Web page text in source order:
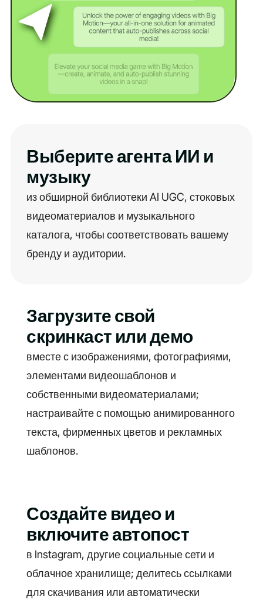
Выберите агента ИИ и
музыку
из обширной библиотеки AI UGC, стоковых
видеоматериалов и музыкального
каталога, чтобы соответствовать вашему
бренду и аудитории.
Загрузите свой
скринкаст или демо
вместе с изображениями, фотографиями,
элементами видеошаблонов и
собственными видеоматериалами;
настраивайте с помощью анимированного
текста, фирменных цветов и рекламных
шаблонов.
Создайте видео и
включите автопост
в Instagram, другие социальные сети и
облачное хранилище; делитесь ссылками
для скачивания или автоматически